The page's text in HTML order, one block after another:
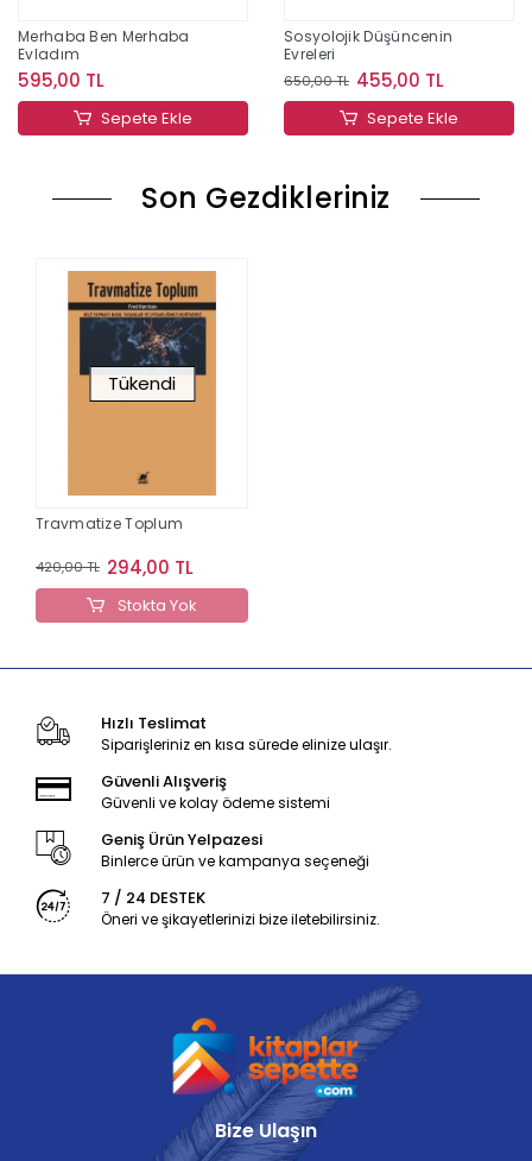
Merhaba Ben Merhaba
Evladım
595,00 TL
Sepete Ekle
Sosyolojik Düşüncenin
Evreleri
650,00 TL 455,00 TL
Sepete Ekle
Son Gezdikleriniz
Tükendi
Travmatize Toplum
420,00 TL 294,00 TL
Stokta Yok
Hızlı Teslimat
Siparişleriniz en kısa sürede elinize ulaşır.
Güvenli Alışveriş
Güvenli ve kolay ödeme sistemi
Geniş Ürün Yelpazesi
Binlerce ürün ve kampanya seçeneği
7 / 24 DESTEK
Öneri ve şikayetlerinizi bize iletebilirsiniz.
Bize Ulaşın